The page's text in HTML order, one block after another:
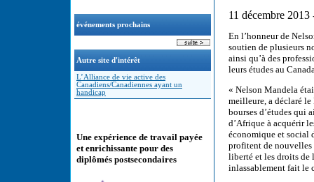
événements prochains
Autre site d'intérêt
L’Alliance de vie active des
Canadiens/Canadiennes ayant un
handicap
Une expérience de travail payée
et enrichissante pour des
diplômés postsecondaires
11 décembre 2013
En l’honneur de
soutien de plusieurs
ainsi qu’à des
leurs études au
« Nelson Mandela
meilleure, a déclaré le
bourses d’études qui
d’Afrique à acquérir
économique et social
profitent de nouvelles
liberté et les droits de
inlassablement fait le